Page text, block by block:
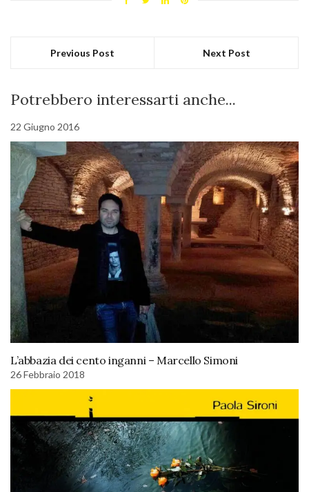
Previous Post Next Post
Potrebbero interessarti anche...
22 Giugno 2016
L’abbazia dei cento inganni – Marcello Simoni
26 Febbraio 2018